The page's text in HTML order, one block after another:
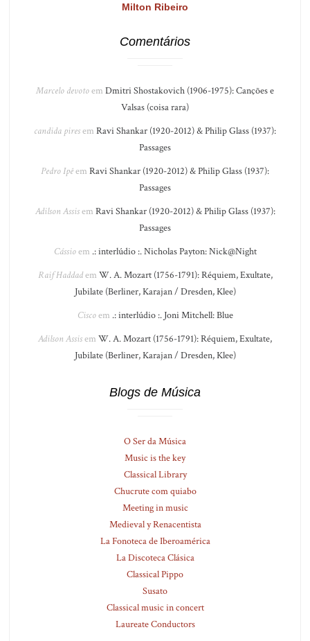
Milton Ribeiro
Comentários
Marcelo devotoem Dmitri Shostakovich (1906-1975): Canções e
Valsas (coisa rara)
candida piresem Ravi Shankar (1920-2012) & Philip Glass (1937):
Passages
Pedro Ipêem Ravi Shankar (1920-2012) & Philip Glass (1937):
Passages
Adilson Assisem Ravi Shankar (1920-2012) & Philip Glass (1937):
Passages
Cássioem .: interlúdio :. Nicholas Payton: Nick@Night
Raif Haddadem W. A. Mozart (1756-1791): Réquiem, Exultate,
Jubilate (Berliner, Karajan / Dresden, Klee)
Ciscoem .: interlúdio :. Joni Mitchell: Blue
Adilson Assisem W. A. Mozart (1756-1791): Réquiem, Exultate,
Jubilate (Berliner, Karajan / Dresden, Klee)
Blogs de Música
O Ser da Música
Music is the key
Classical Library
Chucrute com quiabo
Meeting in music
Medieval y Renacentista
La Fonoteca de Iberoamérica
La Discoteca Clásica
Classical Pippo
Susato
Classical music in concert
Laureate Conductors